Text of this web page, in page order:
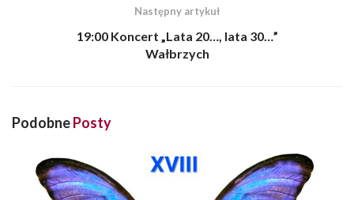
Następny artykuł
19:00 Koncert „Lata 20…, lata 30…”
Wałbrzych
PodobnePosty